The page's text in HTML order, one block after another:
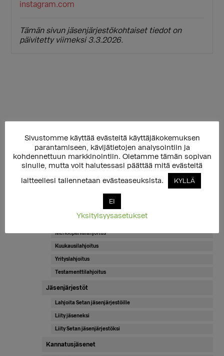
instagram.com
Tämän sivun jäsenjärjestökohtaiset tiedot on
päivitetty viimeksi 3.3.2026.
Ensisijainen
sivupalkki
◄Takaisin ylätason sivulle
Huomionosoitukset
Merkkipäivälahjoitus
Kuukausilahjoitus
Yrityslahjoitus
Testamenttilahjoitus
Jäsenjärjestöt
Lahjoita Setan jäsenjärjestöille
Liity jäseneksi
Liity Setan jäsenjärjestöksi
Kannatusjäsenet
Sivustomme käyttää evästeitä käyttäjäkokemuksen
parantamiseen, kävijätietojen analysointiin ja
kohdennettuun markkinointiin. Oletamme tämän sopivan
sinulle, mutta voit halutessasi päättää mitä evästeitä
laitteellesi tallennetaan evästeaseuksista.
KYLLÄ
EI
Yksityisyysasetukset